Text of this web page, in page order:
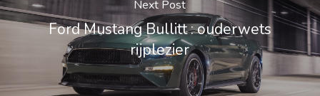
Next Post
Ford Mustang Bullitt : ouderwets
rijplezier